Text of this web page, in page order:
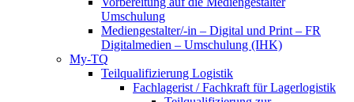
Umschulung
Mediengestalter/-in – Digital und Print – FR
Digitalmedien – Umschulung (IHK)
My-TQ
Teilqualifizierung Logistik
Fachlagerist / Fachkraft für Lagerlogistik